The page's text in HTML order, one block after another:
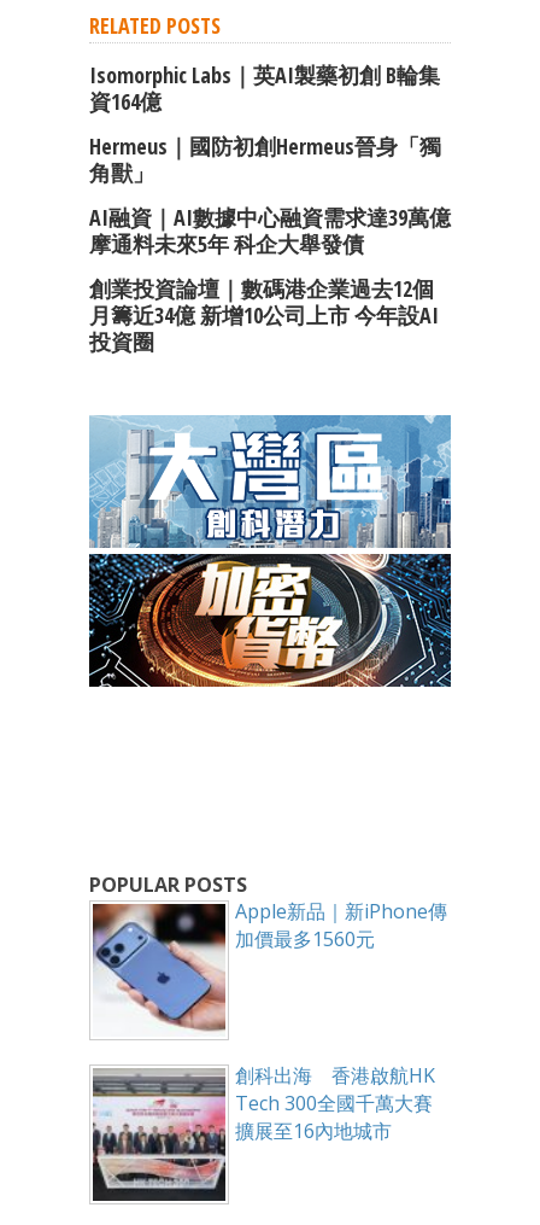
RELATED POSTS
Isomorphic Labs｜英AI製藥初創 B輪集
資164億
Hermeus｜國防初創Hermeus晉身「獨
角獸」
AI融資｜AI數據中心融資需求達39萬億
摩通料未來5年 科企大舉發債
創業投資論壇｜數碼港企業過去12個
月籌近34億 新增10公司上市 今年設AI
投資圈
POPULAR POSTS
Apple新品｜新iPhone傳
加價最多1560元
創科出海 香港啟航HK
Tech 300全國千萬大賽
擴展至16內地城市